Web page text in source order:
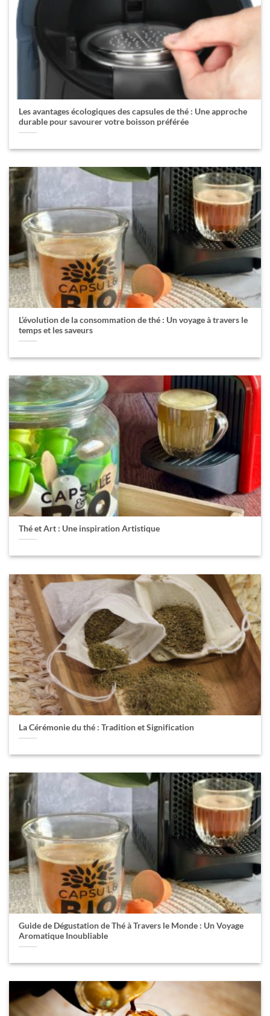
Les avantages écologiques des capsules de thé : Une approche
durable pour savourer votre boisson préférée
L’évolution de la consommation de thé : Un voyage à travers le
temps et les saveurs
Thé et Art : Une inspiration Artistique
La Cérémonie du thé : Tradition et Signification
Guide de Dégustation de Thé à Travers le Monde : Un Voyage
Aromatique Inoubliable